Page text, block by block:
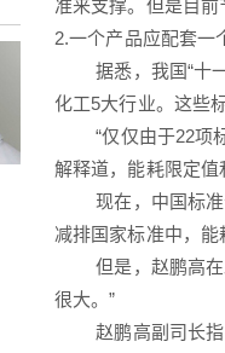
准来支撑。但是目
2.一个产品应配套一
据悉，我国“十一
化工5大行业。这些
“仅仅由于22项标
解释道，能耗限定
现在，中国标准化
减排国家标准中，
但是，赵鹏高在发
很大。”
赵鹏高副司长指出